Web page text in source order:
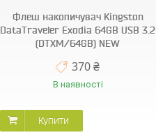
Флеш накопичувач Kingston
DataTraveler Exodia 64GB USB 3.2
(DTXM/64GB) NEW
370 ₴
В наявності
Купити